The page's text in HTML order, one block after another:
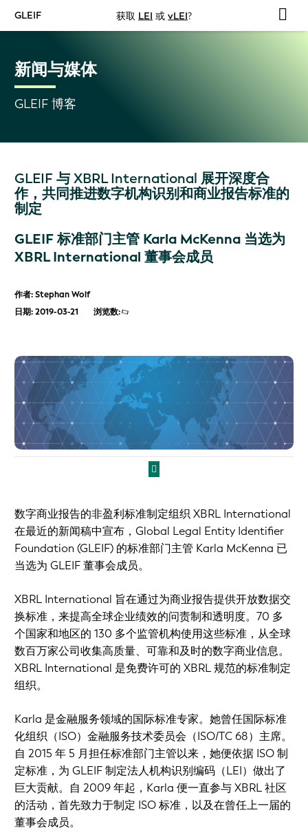
GLEIF 获取 LEI 或 vLEI?
新闻与媒体
GLEIF 博客
GLEIF 与 XBRL International 展开深度合
作，共同推进数字机构识别和商业报告标准的
制定
GLEIF 标准部门主管 Karla McKenna 当选为
XBRL International 董事会成员
作者: Stephan Wolf
日期: 2019-03-21
浏览数:
数字商业报告的非盈利标准制定组织 XBRL International
在最近的新闻稿中宣布，Global Legal Entity Identifier
Foundation (GLEIF) 的标准部门主管 Karla McKenna 已
当选为 GLEIF 董事会成员。
XBRL International 旨在通过为商业报告提供开放数据交
换标准，来提高全球企业绩效的问责制和透明度。70 多
个国家和地区的 130 多个监管机构使用这些标准，从全球
数百万家公司收集高质量、可靠和及时的数字商业信息。
XBRL International 是免费许可的 XBRL 规范的标准制定
组织。
Karla 是金融服务领域的国际标准专家。她曾任国际标准
化组织（ISO）金融服务技术委员会（ISO/TC 68）主席。
自 2015 年 5 月担任标准部门主管以来，她便依据 ISO 制
定标准，为 GLEIF 制定法人机构识别编码（LEI）做出了
巨大贡献。自 2009 年起，Karla 便一直参与 XBRL 社区
的活动，首先致力于制定 ISO 标准，以及在曾任上一届的
董事会成员。